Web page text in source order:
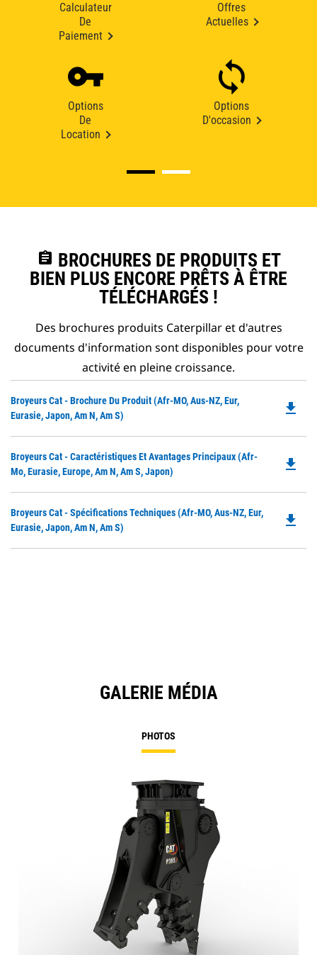
Calculateur
De
Paiement
Offres
Actuelles
Options
De
Location
Options
D'occasion
assignment BROCHURES DE PRODUITS ET
BIEN PLUS ENCORE PRÊTS À ÊTRE
TÉLÉCHARGÉS !
Des brochures produits Caterpillar et d'autres
documents d'information sont disponibles pour votre
activité en pleine croissance.
Broyeurs Cat - Brochure Du Produit (Afr-MO, Aus-NZ, Eur,
Eurasie, Japon, Am N, Am S)
file_download
Broyeurs Cat - Caractéristiques Et Avantages Principaux (Afr-
Mo, Eurasie, Europe, Am N, Am S, Japon)
file_download
Broyeurs Cat - Spécifications Techniques (Afr-MO, Aus-NZ, Eur,
Eurasie, Japon, Am N, Am S)
file_download
GALERIE MÉDIA
PHOTOS